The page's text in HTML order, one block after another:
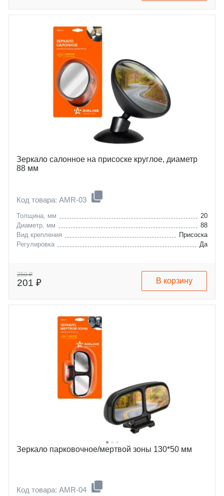
Зеркало салонное на присоске круглое, диаметр
88 мм
Код товара: AMR-03
Толщина, мм
20
Диаметр, мм
88
Вид крепления
Присоска
Регулировка
Да
250 ₽
201 ₽ В корзину
Зеркало парковочное/мертвой зоны 130*50 мм
Код товара: AMR-04